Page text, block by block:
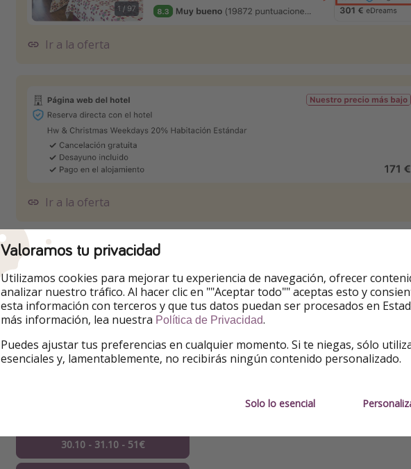
Ir a la oferta
Ir a la oferta
Otras opciones
✅ Las fechas sonejemplos .Puedes cambiarlas.
✅ El precio es por personaenhabitación cuádruple.
30.10 - 31.10 - 51€
Valoramos tu privacidad
Utilizamos cookies para mejorar tu experiencia de navegación, ofrecer
analizar nuestro tráfico. Al hacer clic en ""Aceptar todo"" aceptas esto y
esta información con terceros y que tus datos puedan ser procesados en
más información, lea nuestra Política de Privacidad.
Puedes ajustar tus preferencias en cualquier momento. Si te niegas, sólo
esenciales y, lamentablemente, no recibirás ningún contenido personalizado.
Solo lo esencial